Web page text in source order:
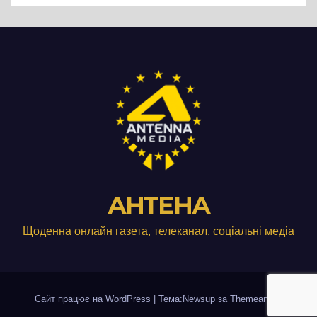
АНТЕНА
Щоденна онлайн газета, телеканал, соціальні медіа
Сайт працює на WordPress Тема:Newsup за Themeansar